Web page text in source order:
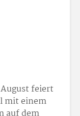
feiert
mit einem